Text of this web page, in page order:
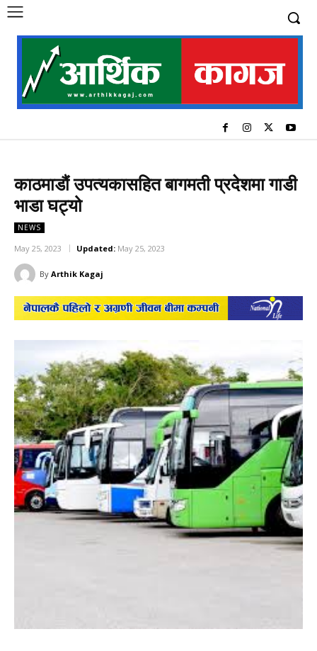
काठमाडौं उपत्यकासहित बागमती प्रदेशमा गाडी
भाडा घट्यो
NEWS
May 25, 2023 Updated: May 25, 2023
By Arthik Kagaj